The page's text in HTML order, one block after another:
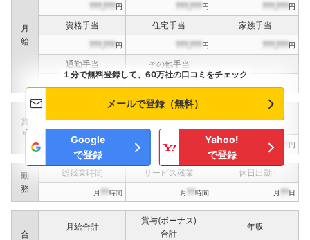
月
給
???,???円 ???,???円 ???,???円
資格手当 住宅手当
家族手当
???,???円 ???,???円 ???,???円
通勤手当
その他手当
賞
与
インセンティブ賞与
決算賞与
???,??? ???,??? 円 ???,??? 円
勤
務
総残業時間 サービス残業 休日出勤
月 ??時間 月 ??時間 月 ??日
合
月給合計
賞与(ボーナス)
合計
年収
１分で無料登録して、60万社の口コミをチェック
メールで登録（無料）
Google
で登録
Yahoo!
で登録